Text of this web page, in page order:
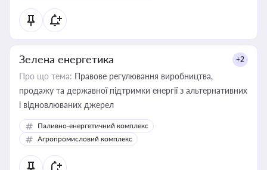
Зелена енергетика +2
Про що тема: Правове регулювання виробництва,
продажу та державної підтримки енергії з альтернативних
і відновлюваних джерел
Паливно-енергетичний комплекс
Агропромисловий комплекс